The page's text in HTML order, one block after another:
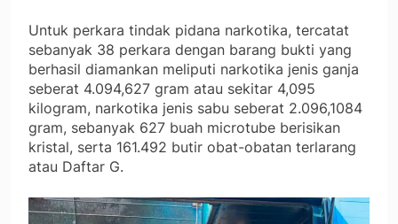
Untuk perkara tindak pidana narkotika, tercatat
sebanyak 38 perkara dengan barang bukti yang
berhasil diamankan meliputi narkotika jenis ganja
seberat 4.094,627 gram atau sekitar 4,095
kilogram, narkotika jenis sabu seberat 2.096,1084
gram, sebanyak 627 buah microtube berisikan
kristal, serta 161.492 butir obat-obatan terlarang
atau Daftar G.